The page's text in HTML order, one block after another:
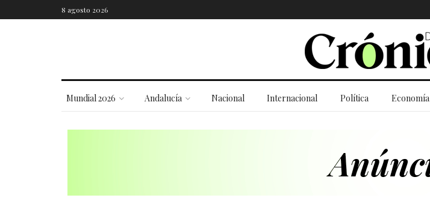
8 agosto 2026
Mundial 2026 Andalucía Nacional Internacional Política Economía